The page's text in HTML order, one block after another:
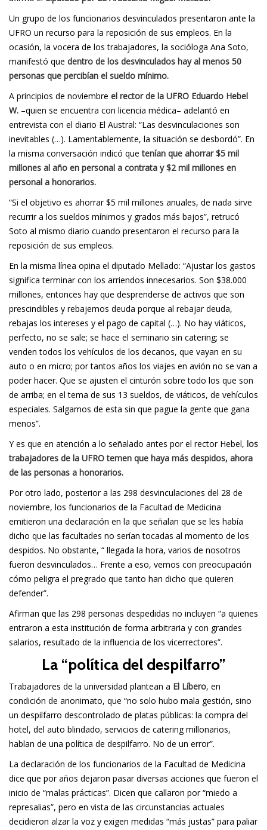
Un grupo de los funcionarios desvinculados presentaron ante la
UFRO un recurso para la reposición de sus empleos. En la
ocasión, la vocera de los trabajadores, la socióloga Ana Soto,
manifestó que dentro de los desvinculados hay al menos 50
personas que percibían el sueldo mínimo.
A principios de noviembre el rector de la UFRO Eduardo Hebel
W. –quien se encuentra con licencia médica– adelantó en
entrevista con el diario El Austral: “Las desvinculaciones son
inevitables (…). Lamentablemente, la situación se desbordó”. En
la misma conversación indicó quetenían que ahorrar $5 mil
millones al año en personal a contrata y $2 mil millones en
personal a honorarios.
“Si el objetivo es ahorrar $5 mil millones anuales, de nada sirve
recurrir a los sueldos mínimos y grados más bajos”, retrucó
Soto al mismo diario cuando presentaron el recurso para la
reposición de sus empleos.
En la misma línea opina el diputado Mellado: “Ajustar los gastos
significa terminar con los arriendos innecesarios. Son $38.000
millones, entonces hay que desprenderse de activos que son
prescindibles y rebajemos deuda porque al rebajar deuda,
rebajas los intereses y el pago de capital (…). No hay viáticos,
perfecto, no se sale; se hace el seminario sin catering; se
venden todos los vehículos de los decanos, que vayan en su
auto o en micro; por tantos años los viajes en avión no se van a
poder hacer. Que se ajusten el cinturón sobre todo los que son
de arriba; en el tema de sus 13 sueldos, de viáticos, de vehículos
especiales. Salgamos de esta sin que pague la gente que gana
menos”.
Y es que en atención a lo señalado antes por el rector Hebel, los
trabajadores de la UFRO temen que haya más despidos, ahora
de las personas a honorarios.
Por otro lado, posterior a las 298 desvinculaciones del 28 de
noviembre, los funcionarios de la Facultad de Medicina
emitieron una declaración en la que señalan que se les había
dicho que las facultades no serían tocadas al momento de los
despidos. No obstante, “ llegada la hora, varios de nosotros
fueron desvinculados… Frente a eso, vemos con preocupación
cómo peligra el pregrado que tanto han dicho que quieren
defender”.
Afirman que las 298 personas despedidas no incluyen “a quienes
entraron a esta institución de forma arbitraria y con grandes
salarios, resultado de la influencia de los vicerrectores”.
La “política del despilfarro”
Trabajadores de la universidad plantean a El Líbero, en
condición de anonimato, que “no solo hubo mala gestión, sino
un despilfarro descontrolado de platas públicas: la compra del
hotel, del auto blindado, servicios de catering millonarios,
hablan de una política de despilfarro. No de un error”.
La declaración de los funcionarios de la Facultad de Medicina
dice que por años dejaron pasar diversas acciones que fueron el
inicio de “malas prácticas”. Dicen que callaron por “miedo a
represalias”, pero en vista de las circunstancias actuales
decidieron alzar la voz y exigen medidas “más justas” para paliar